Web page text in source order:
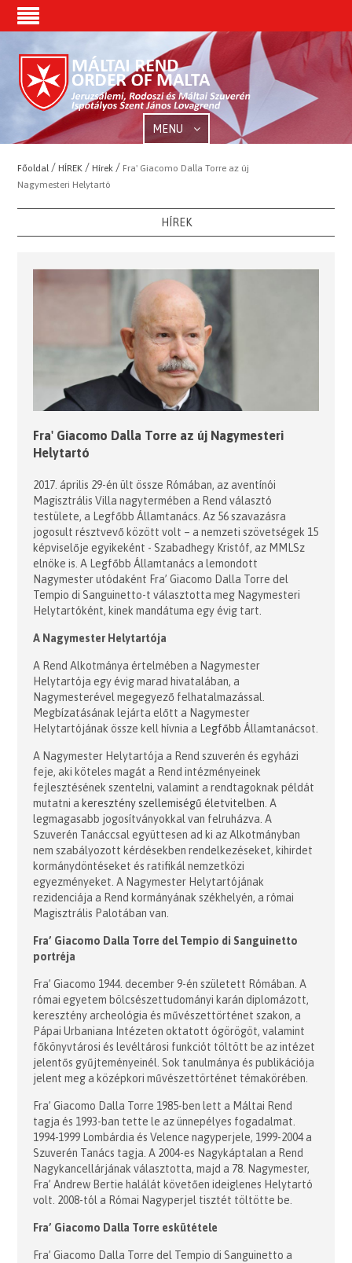
MENU
Főoldal /HÍREK /Hírek / Fra' Giacomo Dalla Torre az új
Nagymesteri Helytartó
HÍREK
Fra' Giacomo Dalla Torre az új Nagymesteri
Helytartó
2017. április 29-én ült össze Rómában, az aventínói
Magisztrális Villa nagytermében a Rend választó
testülete, a Legfőbb Államtanács. Az 56 szavazásra
jogosult résztvevő között volt – a nemzeti szövetségek 15
képviselője egyikeként - Szabadhegy Kristóf, az MMLSz
elnöke is. A Legfőbb Államtanács a lemondott
Nagymester utódaként Fra’ Giacomo Dalla Torre del
Tempio di Sanguinetto-t választotta meg Nagymesteri
Helytartóként, kinek mandátuma egy évig tart.
A Nagymester Helytartója
A Rend Alkotmánya értelmében a Nagymester
Helytartója egy évig marad hivatalában, a
Nagymesterével megegyező felhatalmazással.
Megbízatásának lejárta előtt a Nagymester
Helytartójának össze kell hívnia a Legfőbb Államtanácsot.
A Nagymester Helytartója a Rend szuverén és egyházi
feje, aki köteles magát a Rend intézményeinek
fejlesztésének szentelni, valamint a rendtagoknak példát
mutatni akeresztény szellemiségű életvitelben . A
legmagasabb jogosítványokkal van felruházva. A
Szuverén Tanáccsal együttesen ad ki az Alkotmányban
nem szabályozott kérdésekben rendelkezéseket, kihirdet
kormánydöntéseket és ratifikál nemzetközi
egyezményeket. A Nagymester Helytartójának
rezidenciája a Rend kormányának székhelyén, a római
Magisztrális Palotában van.
Fra’ Giacomo Dalla Torre del Tempio di Sanguinetto
portréja
Fra’ Giacomo 1944. december 9-én született Rómában. A
római egyetem bölcsészettudományi karán diplomázott,
keresztény archeológia és művészettörténet szakon, a
Pápai Urbaniana Intézeten oktatott ógörögöt, valamint
főkönyvtárosi és levéltárosi funkciót töltött be az intézet
jelentős gyűjteményeinél. Sok tanulmánya és publikációja
jelent meg a középkori művészettörténet témakörében.
Fra’ Giacomo Dalla Torre 1985-ben lett a Máltai Rend
tagja és 1993-ban tette le az ünnepélyes fogadalmat.
1994-1999 Lombárdia és Velence nagyperjele, 1999-2004 a
Szuverén Tanács tagja. A 2004-es Nagykáptalan a Rend
Nagykancellárjának választotta, majd a 78. Nagymester,
Fra’ Andrew Bertie halálát követően ideiglenes Helytartó
volt. 2008-tól a Római Nagyperjel tisztét töltötte be.
Fra’ Giacomo Dalla Torre eskütétele
Fra’ Giacomo Dalla Torre del Tempio di Sanguinetto a